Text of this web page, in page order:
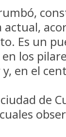
Es un
los
en el
de